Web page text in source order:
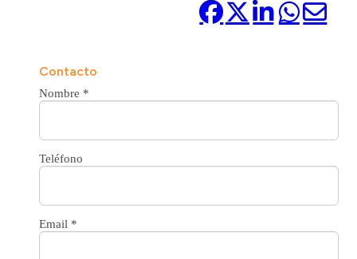
Contacto
Nombre *
Teléfono
Email *